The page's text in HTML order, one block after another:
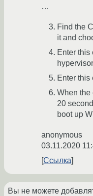
…
Find the
it and
Enter this
Enter this
When the
20
boot up
anonymous
03.11.2020
Ссылка
Вы не можете